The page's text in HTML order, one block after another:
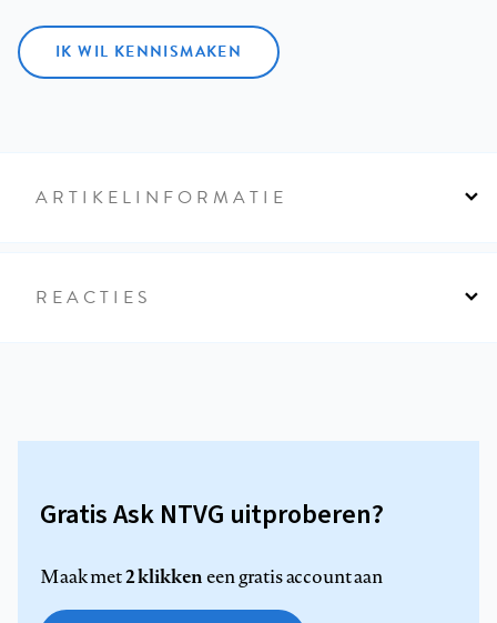
IK WIL KENNISMAKEN
ARTIKELINFORMATIE
REACTIES
Gratis Ask NTVG uitproberen?
Maak met2 klikkeneen gratis account aan